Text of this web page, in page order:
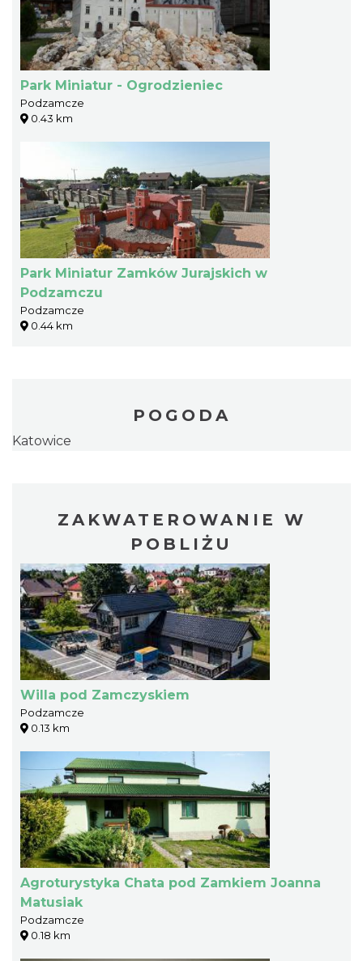
Park Miniatur - Ogrodzieniec
Podzamcze
0.43 km
Park Miniatur Zamków Jurajskich w
Podzamczu
Podzamcze
0.44 km
POGODA
Katowice
ZAKWATEROWANIE W
POBLIŻU
Willa pod Zamczyskiem
Podzamcze
0.13 km
Agroturystyka Chata pod Zamkiem Joanna
Matusiak
Podzamcze
0.18 km